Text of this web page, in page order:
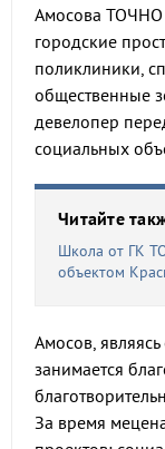
Амосова ТОЧНО
городские
поликлиники,
общественные
девелопер
социальных
Читайте
Школа от ГК
объектом
Амосов,
занимается
За время